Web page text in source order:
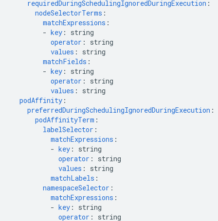
requiredDuringSchedulingIgnoredDuringExecution :
nodeSelectorTerms :
matchExpressions :
- key :
string
operator :
string
values :
string
matchFields :
- key :
string
operator :
string
values :
string
podAffinity :
preferredDuringSchedulingIgnoredDuringExecution :
podAffinityTerm :
labelSelector :
matchExpressions :
- key :
string
operator :
string
values :
string
matchLabels :
namespaceSelector :
matchExpressions :
- key :
string
operator :
string